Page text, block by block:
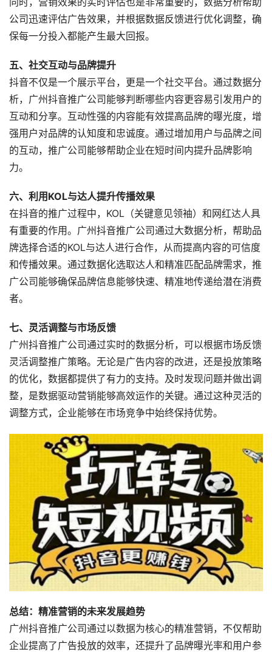
公司迅速评估广告效果，并根据数据反馈进行优化调整，确
保每一分投入都能产生最大回报。
五、社交互动与品牌提升
抖音不仅是一个展示平台，更是一个社交平台。通过数据分
析，广州抖音推广公司能够判断哪些内容更容易引发用户的
互动和分享。互动性强的内容能有效提高品牌的曝光度，增
强用户对品牌的认知度和忠诚度。通过增加用户与品牌之间
的互动，推广公司能够帮助企业在短时间内提升品牌影响
力。
六、利用KOL与达人提升传播效果
在抖音的推广过程中，KOL（关键意见领袖）和网红达人具
有重要的作用。广州抖音推广公司通过大数据分析，帮助品
牌选择合适的KOL与达人进行合作，从而提高内容的可信度
和传播效果。通过数据化选取达人和精准匹配品牌需求，推
广公司能够确保品牌信息能够快速、精准地传递给潜在消费
者。
七、灵活调整与市场反馈
广州抖音推广公司通过实时的数据分析，可以根据市场反馈
灵活调整推广策略。无论是广告内容的改进，还是投放策略
的优化，数据都提供了有力的支持。及时发现问题并做出调
整，是数据驱动营销能够高效运作的关键。通过这种灵活的
调整方式，企业能够在市场竞争中始终保持优势。
总结：精准营销的未来发展趋势
广州抖音推广公司通过以数据为核心的精准营销，不仅帮助
企业提高了广告投放的效率，还提升了品牌曝光率和用户参